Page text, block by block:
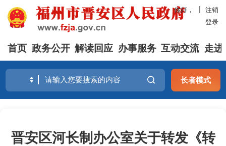
你好，
注销
登录
首页 政务公开 解读回应 办事服务 互动交流 走进
长者模式
晋安区河长制办公室关于转发《转